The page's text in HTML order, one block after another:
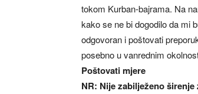
tokom Kurban-bajrama. Na
kako se ne bi dogodilo da mi
odgovoran i poštovati
posebno u vanrednim
Poštovati mjere
NR: Nije zabilježeno